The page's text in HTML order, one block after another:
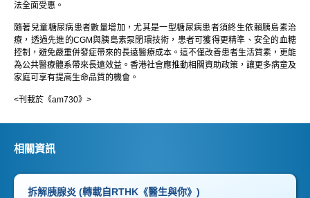
法全面受惠。
隨著兒童糖尿病患者數量增加，尤其是一型糖尿病患者須終生依賴胰島素治
療，透過先進的CGM與胰島素泵閉環技術，患者可獲得更精準、安全的血糖
控制，避免嚴重併發症帶來的長遠醫療成本。這不僅改善患者生活質素，更能
為公共醫療體系帶來長遠效益。香港社會應推動相關資助政策，讓更多病童及
家庭可享有提高生命品質的機會。
<刊載於《am730》>
相關資訊
拆解胰腺炎 (轉載自RTHK《醫生與你》)